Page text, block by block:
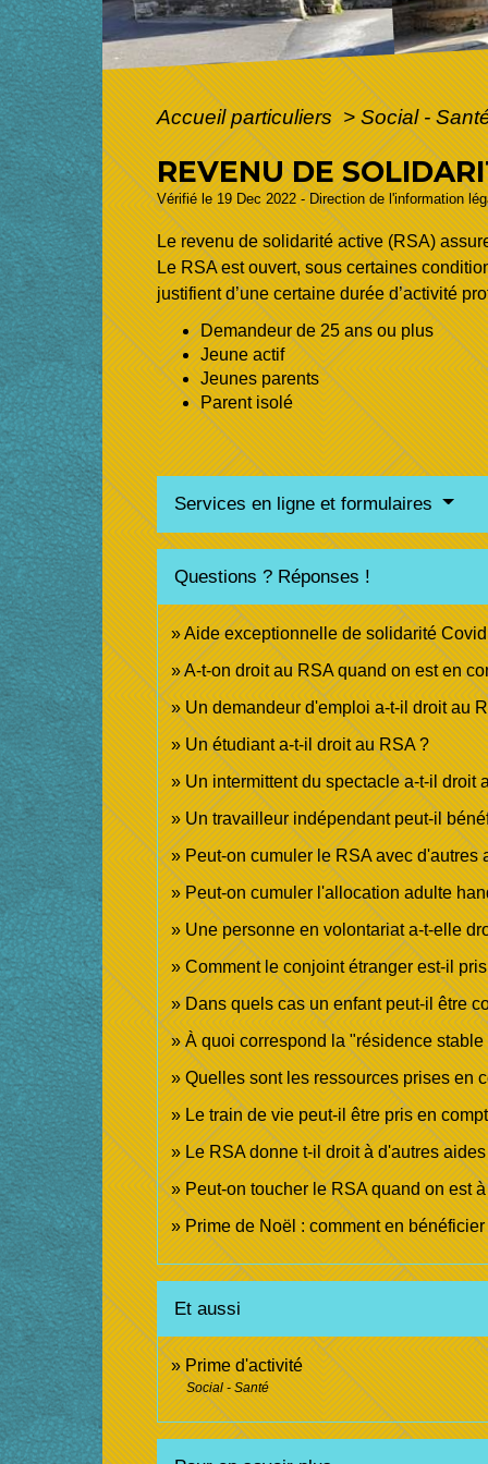
Accueil particuliers> Social -
REVENU DE
Vérifié le 19 Dec 2022 - Direction de l'information
Le revenu de solidarité active (RSA)
Le RSA est ouvert, sous certaines
justifient d’une certaine durée d’activité
Demandeur de 25 ans ou plus
Jeune actif
Jeunes parents
Parent isolé
Services en ligne et formulaires
Questions ? Réponses !
Aide exceptionnelle de solidarité
A-t-on droit au RSA quand on est en
Un demandeur d'emploi a-t-il droit au
Un étudiant a-t-il droit au RSA ?
Un intermittent du spectacle a-t-il droit
Un travailleur indépendant peut-il
Peut-on cumuler le RSA avec d'autres
Peut-on cumuler l'allocation adulte
Une personne en volontariat a-t-elle
Comment le conjoint étranger est-il
Dans quels cas un enfant peut-il être
À quoi correspond la "résidence
Quelles sont les ressources prises en
Le train de vie peut-il être pris en
Le RSA donne t-il droit à d'autres
Peut-on toucher le RSA quand on est
Prime de Noël : comment en bénéficier
Et aussi
Prime d'activité
Social - Santé